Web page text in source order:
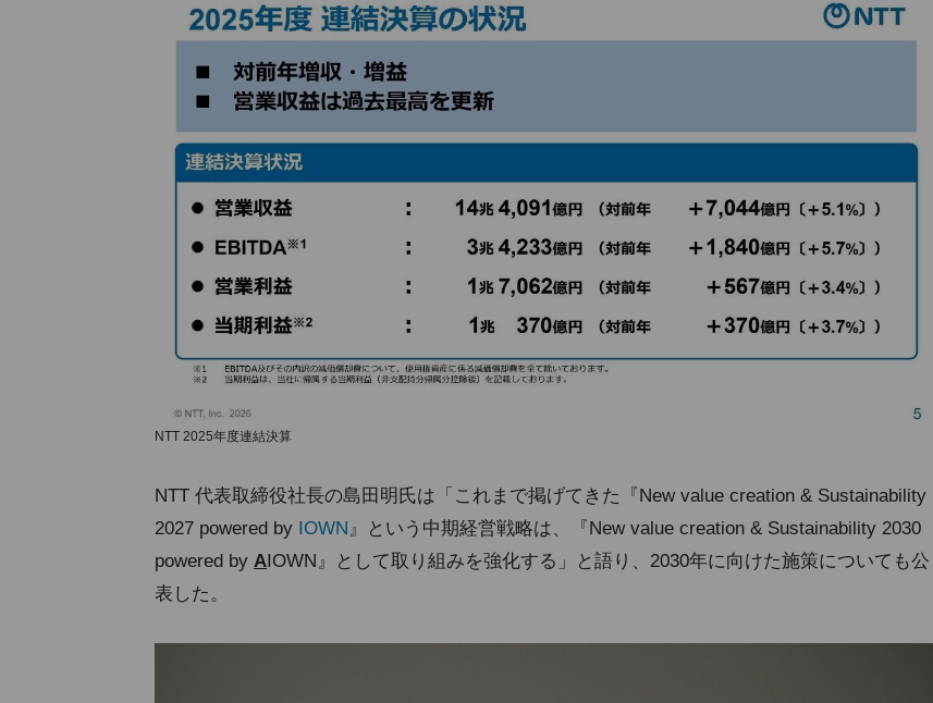
NTT 2025年度連結決算
NTT 代表取締役社長の島田明氏は「これまで掲げてきた『New value creation & Sustainability
2027 powered by IOWN』という中期経営戦略は、『New value creation & Sustainability 2030
powered by AIOWN』として取り組みを強化する」と語り、2030年に向けた施策についても公
表した。